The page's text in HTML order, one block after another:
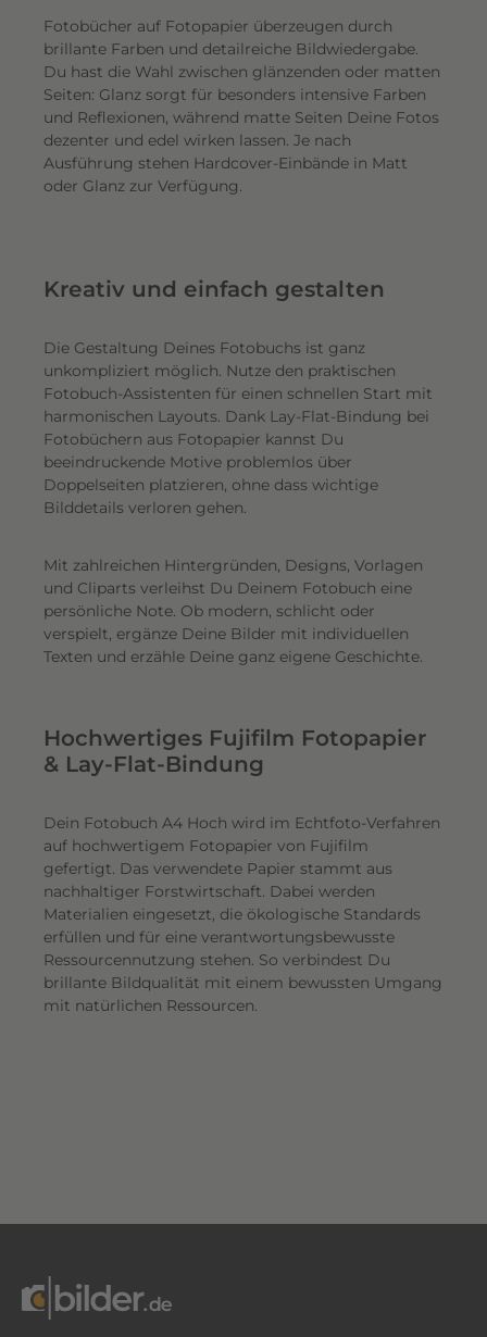
Fotobücher auf Fotopapier überzeugen durch
brillante Farben und detailreiche Bildwiedergabe.
Du hast die Wahl zwischen glänzenden oder matten
Seiten: Glanz sorgt für besonders intensive Farben
und Reflexionen, während matte Seiten Deine Fotos
dezenter und edel wirken lassen. Je nach
Ausführung stehen Hardcover-Einbände in Matt
oder Glanz zur Verfügung.
Kreativ und einfach gestalten
Die Gestaltung Deines Fotobuchs ist ganz
unkompliziert möglich. Nutze den praktischen
Fotobuch-Assistenten für einen schnellen Start mit
harmonischen Layouts. Dank Lay-Flat-Bindung bei
Fotobüchern aus Fotopapier kannst Du
beeindruckende Motive problemlos über
Doppelseiten platzieren, ohne dass wichtige
Bilddetails verloren gehen.
Mit zahlreichen Hintergründen, Designs, Vorlagen
und Cliparts verleihst Du Deinem Fotobuch eine
persönliche Note. Ob modern, schlicht oder
verspielt, ergänze Deine Bilder mit individuellen
Texten und erzähle Deine ganz eigene Geschichte.
Hochwertiges Fujifilm Fotopapier
& Lay-Flat-Bindung
Dein Fotobuch A4 Hoch wird im Echtfoto-Verfahren
auf hochwertigem Fotopapier von Fujifilm
gefertigt. Das verwendete Papier stammt aus
nachhaltiger Forstwirtschaft. Dabei werden
Materialien eingesetzt, die ökologische Standards
erfüllen und für eine verantwortungsbewusste
Ressourcennutzung stehen. So verbindest Du
brillante Bildqualität mit einem bewussten Umgang
mit natürlichen Ressourcen.